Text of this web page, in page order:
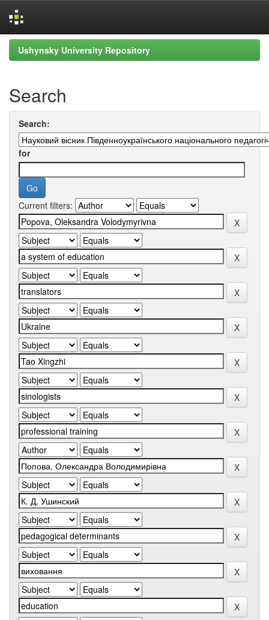
Skip
navigation
Ushynsky University Repository
Search
Search:
for
Current filters: